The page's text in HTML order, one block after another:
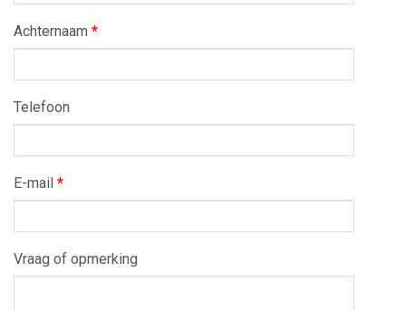
Achternaam *
Telefoon
E-mail *
Vraag of opmerking